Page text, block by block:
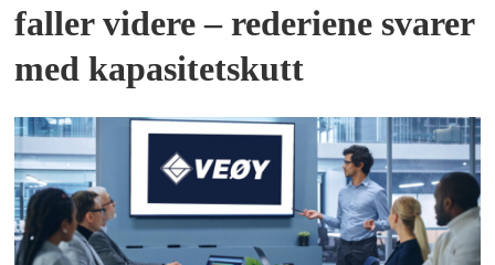
faller videre – rederiene svarer
med kapasitetskutt